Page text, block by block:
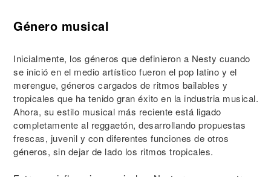
Género musical
Inicialmente, los géneros que definieron a Nesty cuando
se inició en el medio artístico fueron el pop latino y el
merengue, géneros cargados de ritmos bailables y
tropicales que ha tenido gran éxito en la industria musical.
Ahora, su estilo musical más reciente está ligado
completamente al reggaetón, desarrollando propuestas
frescas, juvenil y con diferentes funciones de otros
géneros, sin dejar de lado los ritmos tropicales.